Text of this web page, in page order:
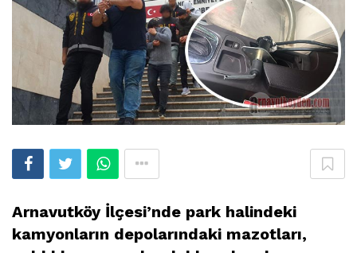
Arnavutköy İlçesi’nde park halindeki
kamyonların depolarındaki mazotları,